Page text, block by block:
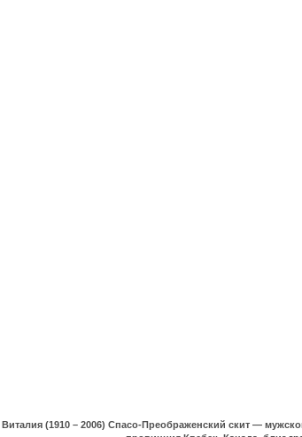
(1910 – 2006) Спасо-Преображенский скит —